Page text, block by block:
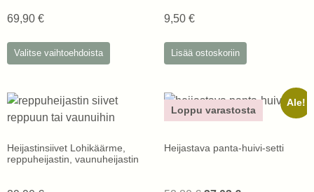
69,90 €
Valitse vaihtoehdoista
9,50 €
Lisää ostoskoriin
Heijastinsiivet Lohikäärme,
reppuheijastin, vaunuheijastin
Ale!
Loppu varastosta
Heijastava panta-huivi-setti